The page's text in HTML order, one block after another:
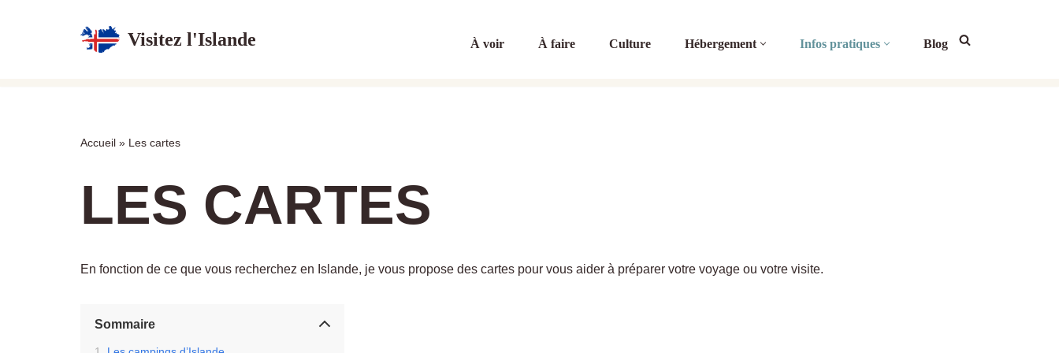
Visitez l'Islande À voir À faire Culture Hébergement Infos pratiques Blog
Accueil » Les cartes
LES CARTES
En fonction de ce que vous recherchez en Islande, je vous propose des cartes pour vous aider à préparer votre voyage ou votre visite.
Sommaire